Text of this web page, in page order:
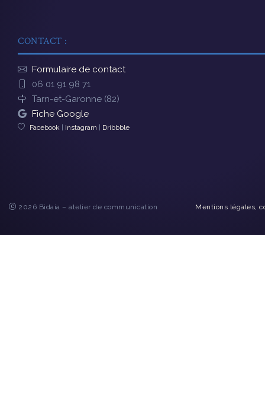
CONTACT :
Formulaire de contact
06 01 91 98 71
Tarn-et-Garonne (82)
Fiche Google
Facebook | Instagram | Dribbble
2026 Bidaia – atelier de communication